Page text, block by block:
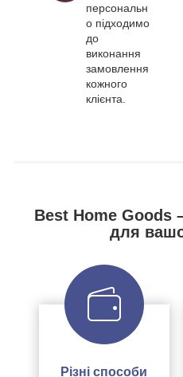
персональн
о підходимо
до
виконання
замовлення
кожного
клієнта.
Best Home Goods
для
Різні способи